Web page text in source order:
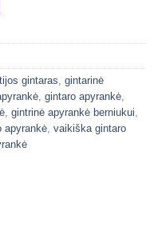
gintaras, gintarinė
, gintaro apyrankė,
, gintrinė apyrankė berniukui,
apyrankė, vaikiška gintaro